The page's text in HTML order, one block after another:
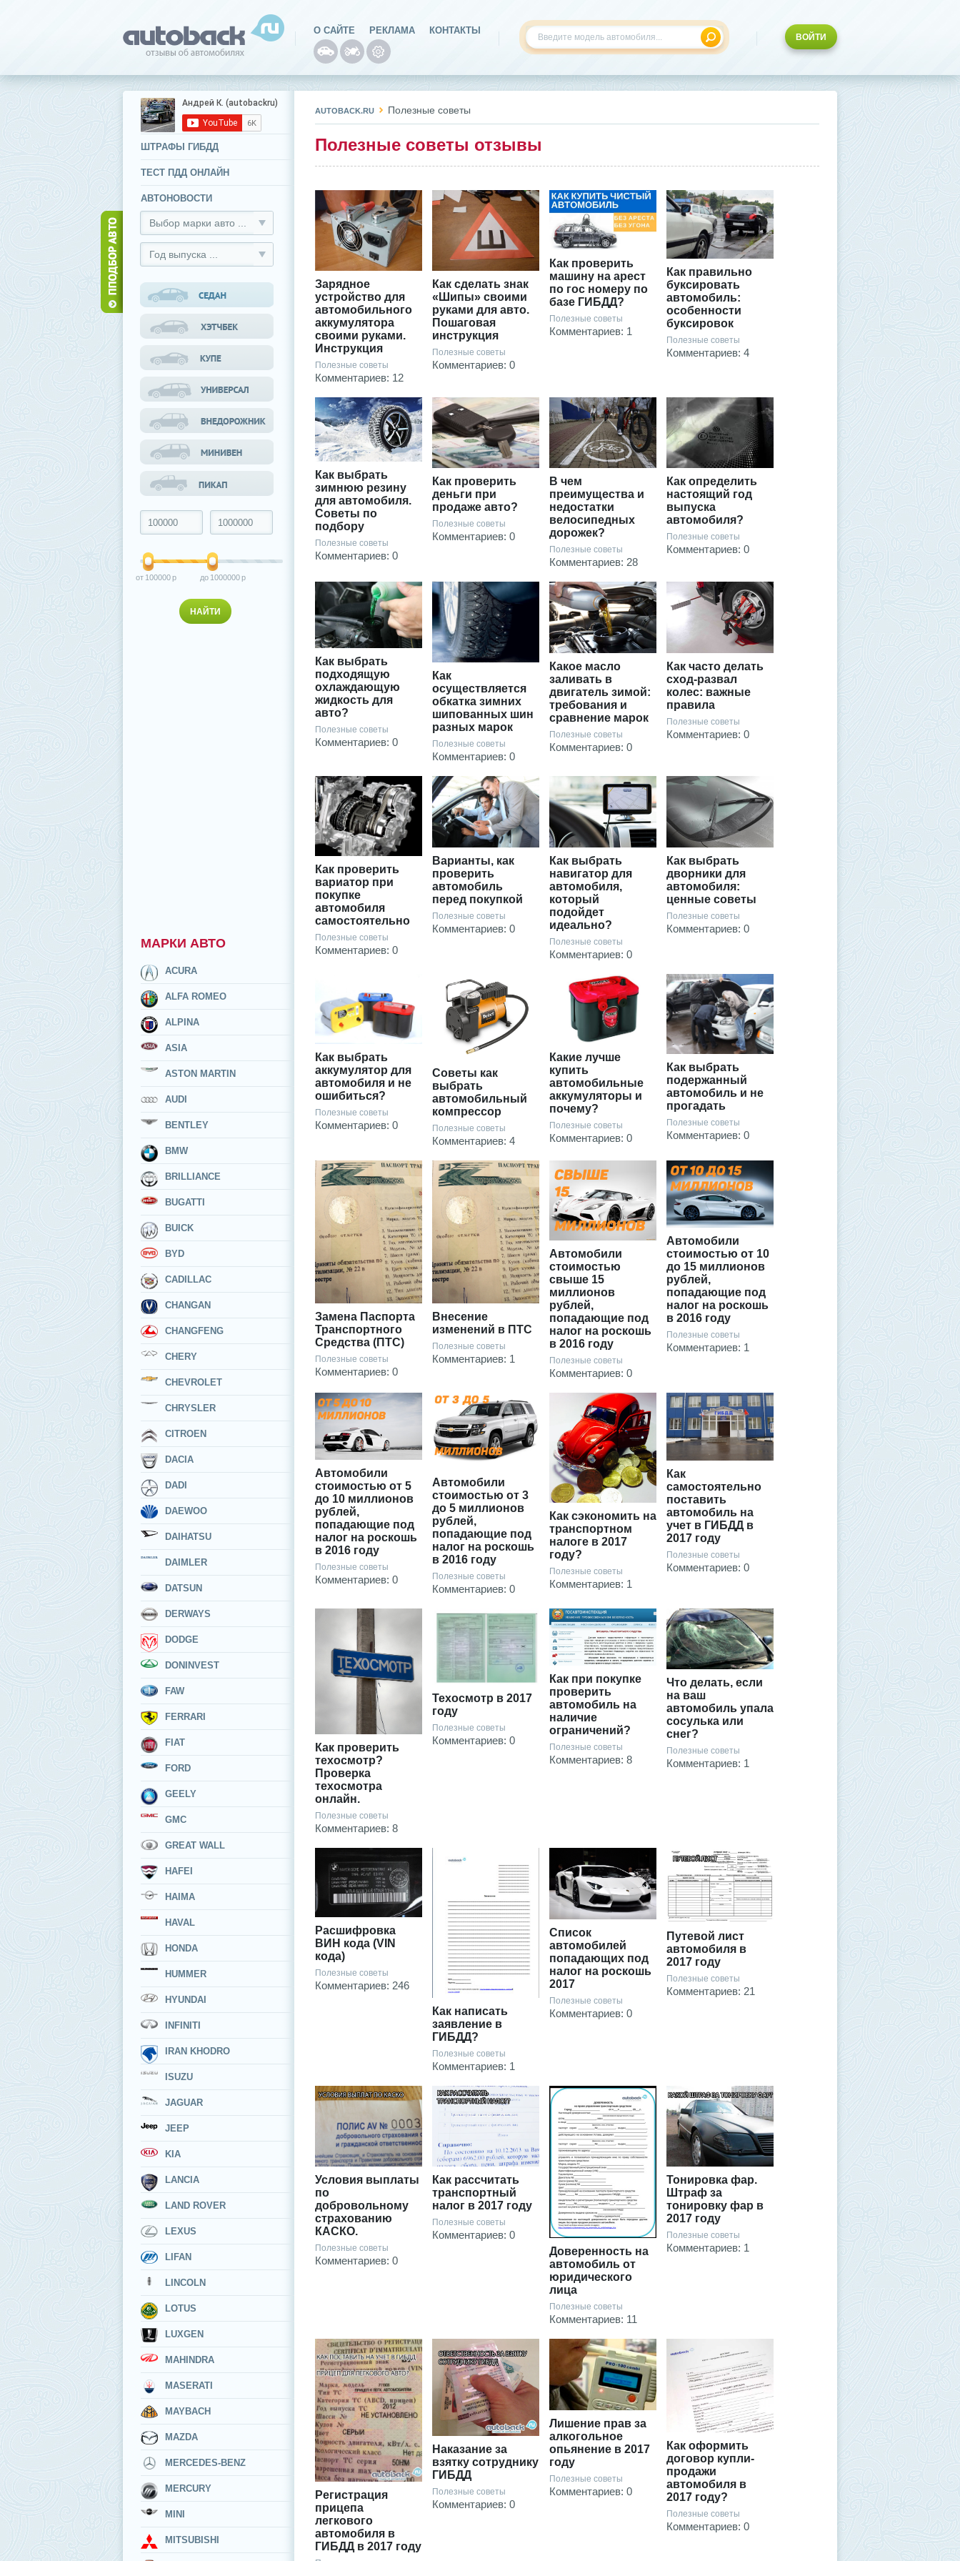
О САЙТЕ РЕКЛАМА КОНТАКТЫ
ВОЙТИ
ШТРАФЫ ГИБДД
ТЕСТ ПДД ОНЛАЙН
АВТОНОВОСТИ
Выбор марки авто ...
Год выпуска ...
100000 1000000
МАРКИ АВТО
ACURA
ALFA ROMEO
ALPINA
ASIA
ASTON MARTIN
AUDI
BENTLEY
BMW
BRILLIANCE
BUGATTI
BUICK
BYD
CADILLAC
CHANGAN
CHANGFENG
CHERY
CHEVROLET
CHRYSLER
CITROEN
DACIA
DADI
DAEWOO
DAIHATSU
DAIMLER
DATSUN
DERWAYS
DODGE
DONINVEST
FAW
FERRARI
FIAT
FORD
GEELY
GMC
GREAT WALL
HAFEI
HAIMA
HAVAL
HONDA
HUMMER
HYUNDAI
INFINITI
IRAN KHODRO
ISUZU
JAGUAR
JEEP
KIA
LANCIA
LAND ROVER
LEXUS
LIFAN
LINCOLN
LOTUS
LUXGEN
MAHINDRA
MASERATI
MAYBACH
MAZDA
MERCEDES-BENZ
MERCURY
MINI
MITSUBISHI
AUTOBACK.RU Полезные советы
Полезные советы отзывы
Зарядное
устройство для
автомобильного
аккумулятора
своими руками.
Инструкция
Полезные советы
Комментариев: 12
Как сделать знак
«Шипы» своими
руками для авто.
Пошаговая
инструкция
Полезные советы
Комментариев: 0
Как проверить
машину на арест
по гос номеру по
базе ГИБДД?
Полезные советы
Комментариев: 1
Как правильно
буксировать
автомобиль:
особенности
буксировок
Полезные советы
Комментариев: 4
Как выбрать
зимнюю резину
для автомобиля.
Советы по
подбору
Полезные советы
Комментариев: 0
Как проверить
деньги при
продаже авто?
Полезные советы
Комментариев: 0
В чем
преимущества и
недостатки
велосипедных
дорожек?
Полезные советы
Комментариев: 28
Как определить
настоящий год
выпуска
автомобиля?
Полезные советы
Комментариев: 0
Как выбрать
подходящую
охлаждающую
жидкость для
авто?
Полезные советы
Комментариев: 0
Как
осуществляется
обкатка зимних
шипованных шин
разных марок
Полезные советы
Комментариев: 0
Какое масло
заливать в
двигатель зимой:
требования и
сравнение марок
Полезные советы
Комментариев: 0
Как часто делать
сход-развал
колес: важные
правила
Полезные советы
Комментариев: 0
Как проверить
вариатор при
покупке
автомобиля
самостоятельно
Полезные советы
Комментариев: 0
Варианты, как
проверить
автомобиль
перед покупкой
Полезные советы
Комментариев: 0
Как выбрать
навигатор для
автомобиля,
который
подойдет
идеально?
Полезные советы
Комментариев: 0
Как выбрать
дворники для
автомобиля:
ценные советы
Полезные советы
Комментариев: 0
Как выбрать
аккумулятор для
автомобиля и не
ошибиться?
Полезные советы
Комментариев: 0
Советы как
выбрать
автомобильный
компрессор
Полезные советы
Комментариев: 4
Какие лучше
купить
автомобильные
аккумуляторы и
почему?
Полезные советы
Комментариев: 0
Как выбрать
подержанный
автомобиль и не
прогадать
Полезные советы
Комментариев: 0
Замена Паспорта
Транспортного
Средства (ПТС)
Полезные советы
Комментариев: 0
Внесение
изменений в ПТС
Полезные советы
Комментариев: 1
Автомобили
стоимостью
свыше 15
миллионов
рублей,
попадающие под
налог на роскошь
в 2016 году
Полезные советы
Комментариев: 0
Автомобили
стоимостью от 10
до 15 миллионов
рублей,
попадающие под
налог на роскошь
в 2016 году
Полезные советы
Комментариев: 1
Автомобили
стоимостью от 5
до 10 миллионов
рублей,
попадающие под
налог на роскошь
в 2016 году
Полезные советы
Комментариев: 0
Автомобили
стоимостью от 3
до 5 миллионов
рублей,
попадающие под
налог на роскошь
в 2016 году
Полезные советы
Комментариев: 0
Как сэкономить на
транспортном
налоге в 2017
году?
Полезные советы
Комментариев: 1
Как
самостоятельно
поставить
автомобиль на
учет в ГИБДД в
2017 году
Полезные советы
Комментариев: 0
Как проверить
техосмотр?
Проверка
техосмотра
онлайн.
Полезные советы
Комментариев: 8
Техосмотр в 2017
году
Полезные советы
Комментариев: 0
Как при покупке
проверить
автомобиль на
наличие
ограничений?
Полезные советы
Комментариев: 8
Что делать, если
на ваш
автомобиль упала
сосулька или
снег?
Полезные советы
Комментариев: 1
Расшифровка
ВИН кода (VIN
кода)
Полезные советы
Комментариев: 246
Как написать
заявление в
ГИБДД?
Полезные советы
Комментариев: 1
Список
автомобилей
попадающих под
налог на роскошь
2017
Полезные советы
Комментариев: 0
Путевой лист
автомобиля в
2017 году
Полезные советы
Комментариев: 21
Условия выплаты
по
добровольному
страхованию
КАСКО.
Полезные советы
Комментариев: 0
Как рассчитать
транспортный
налог в 2017 году
Полезные советы
Комментариев: 0
Доверенность на
автомобиль от
юридического
лица
Полезные советы
Комментариев: 11
Тонировка фар.
Штраф за
тонировку фар в
2017 году
Полезные советы
Комментариев: 1
Регистрация
прицепа
легкового
автомобиля в
ГИБДД в 2017 году
Наказание за
взятку сотруднику
ГИБДД
Полезные советы
Комментариев: 0
Лишение прав за
алкогольное
опьянение в 2017
году
Полезные советы
Комментариев: 0
Как оформить
договор купли-
продажи
автомобиля в
2017 году?
Полезные советы
Комментариев: 0